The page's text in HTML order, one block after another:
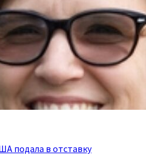
подала в отставку